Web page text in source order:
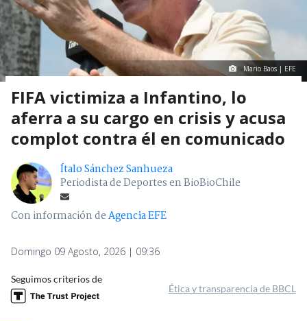
Mario Baos | EFE
FIFA victimiza a Infantino, lo
aferra a su cargo en crisis y acusa
complot contra él en comunicado
Ítalo Sánchez Sanhueza
Periodista de Deportes en BioBioChile
Con información deAgencia EFE
Domingo 09 Agosto, 2026 | 09:36
Seguimos criterios de
Ética y transparencia de BBCL